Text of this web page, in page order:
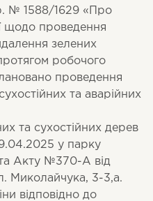
№ 1588/1629 «Про
щодо проведення
зелених
робочого
проведення
та аварійних
та сухостійних дерев
у парку
Акту №370-А від
Миколайчука, 3-3,а.
відповідно до